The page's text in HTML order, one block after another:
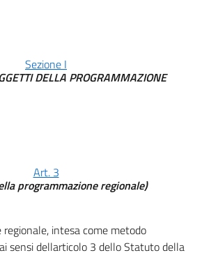
Sezione I
DELLA PROGRAMMAZIONE
Art. 3
programmazione regionale)
regionale, intesa come metodo
sensi dellarticolo 3 dello Statuto della